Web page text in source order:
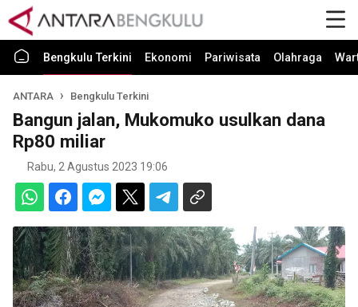
Bengkulu Terkini Ekonomi Pariwisata Olahraga
ANTARA Bengkulu Terkini
Bangun jalan, Mukomuko usulkan dana
Rp80 miliar
Rabu, 2 Agustus 2023 19:06